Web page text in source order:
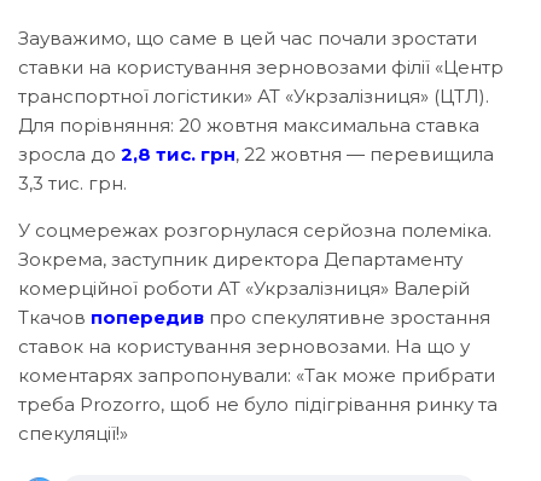
Зауважимо, що саме в цей час почали зростати
ставки на користування зерновозами філії «Центр
транспортної логістики» АТ «Укрзалізниця» (ЦТЛ).
Для порівняння: 20 жовтня максимальна ставка
зросла до 2,8 тис. грн, 22 жовтня — перевищила
3,3 тис. грн.
У соцмережах розгорнулася серйозна полеміка.
Зокрема, заступник директора Департаменту
комерційної роботи АТ «Укрзалізниця» Валерій
Ткачов попередив про спекулятивне зростання
ставок на користування зерновозами. На що у
коментарях запропонували: «Так може прибрати
треба Prozorro, щоб не було підігрівання ринку та
спекуляції!»